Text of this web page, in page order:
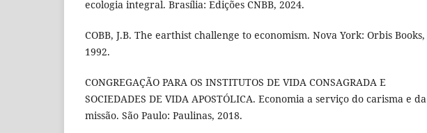
ecologia integral. Brasília: Edições CNBB, 2024.
COBB, J.B. The earthist challenge to economism. Nova York: Orbis Books,
1992.
CONGREGAÇÃO PARA OS INSTITUTOS DE VIDA CONSAGRADA E
SOCIEDADES DE VIDA APOSTÓLICA. Economia a serviço do carisma e da
missão. São Paulo: Paulinas, 2018.